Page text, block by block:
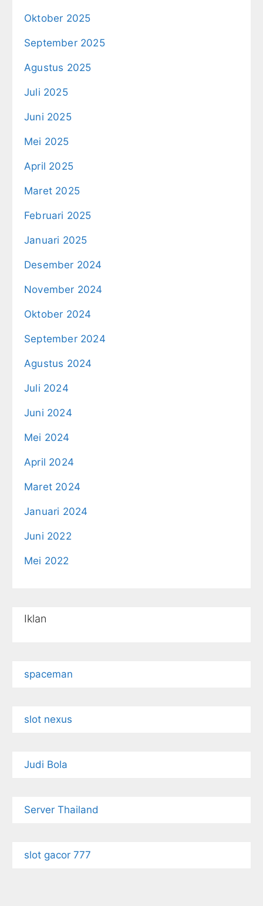
Oktober 2025
September 2025
Agustus 2025
Juli 2025
Juni 2025
Mei 2025
April 2025
Maret 2025
Februari 2025
Januari 2025
Desember 2024
November 2024
Oktober 2024
September 2024
Agustus 2024
Juli 2024
Juni 2024
Mei 2024
April 2024
Maret 2024
Januari 2024
Juni 2022
Mei 2022
Iklan
spaceman
slot nexus
Judi Bola
Server Thailand
slot gacor 777